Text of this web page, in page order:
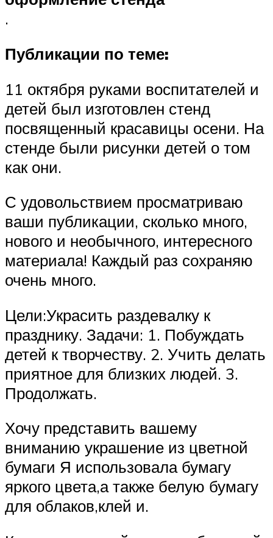
.
Публикации по теме:
11 октября руками воспитателей и
детей был изготовлен стенд
посвященный красавицы осени. На
стенде были рисунки детей о том
как они.
С удовольствием просматриваю
ваши публикации, сколько много,
нового и необычного, интересного
материала! Каждый раз сохраняю
очень много.
Цели:Украсить раздевалку к
празднику. Задачи: 1. Побуждать
детей к творчеству. 2. Учить делать
приятное для близких людей. 3.
Продолжать.
Хочу представить вашему
вниманию украшение из цветной
бумаги Я использовала бумагу
яркого цвета,а также белую бумагу
для облаков,клей и.